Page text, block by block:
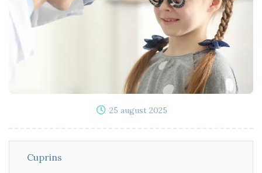
25 august 2025
Cuprins